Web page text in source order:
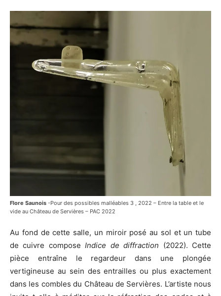
Flore Saunois -Pour des possibles malléables 3 , 2022 – Entre la table et le
vide au Château de Servières – PAC 2022
Au fond de cette salle, un miroir posé au sol et un tube
de cuivre composeIndice de diffraction (2022). Cette
pièce entraîne le regardeur dans une plongée
vertigineuse au sein des entrailles ou plus exactement
dans les combles du Château de Servières. L’artiste nous